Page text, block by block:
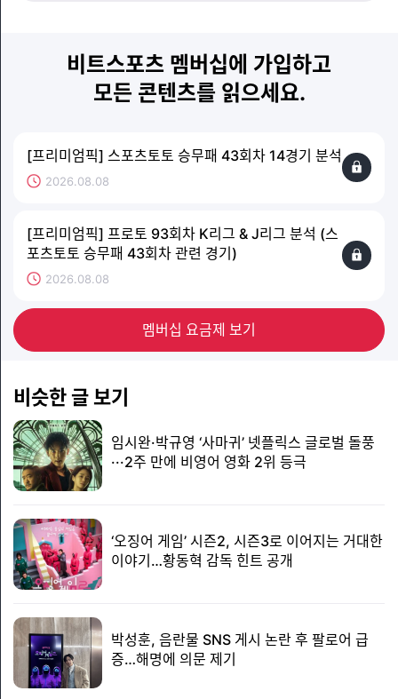
비트스포츠 멤버십에 가입하고
모든 콘텐츠를 읽으세요.
[프리미엄픽] 스포츠토토 승무패 43회차 14경기 분석
2026.08.08
[프리미엄픽] 프로토 93회차 K리그 & J리그 분석 (스
포츠토토 승무패 43회차 관련 경기)
2026.08.08
멤버십 요금제 보기
비슷한 글 보기
임시완·박규영 ‘사마귀’ 넷플릭스 글로벌 돌풍
···2주 만에 비영어 영화 2위 등극
‘오징어 게임’ 시즌2, 시즌3로 이어지는 거대한
이야기…황동혁 감독 힌트 공개
박성훈, 음란물 SNS 게시 논란 후 팔로어 급
증…해명에 의문 제기